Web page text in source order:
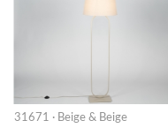
31671 · Beige & Beige